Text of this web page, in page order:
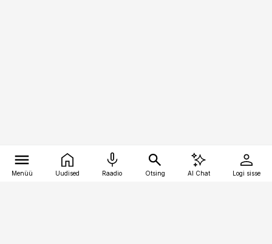
Menüü Uudised Raadio Otsing AI Chat Logi sisse